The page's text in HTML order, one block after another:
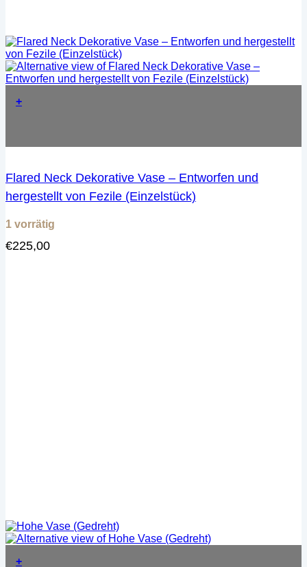
+
Flared Neck Dekorative Vase – Entworfen und
hergestellt von Fezile (Einzelstück)
1 vorrätig
€225,00
+